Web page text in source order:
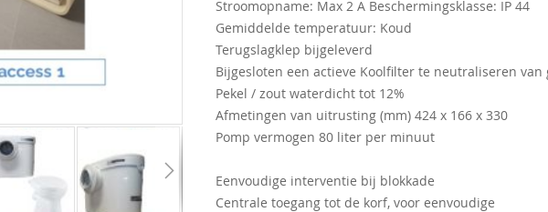
Stroomopname: Max 2 A Beschermingsklasse: IP 44
Gemiddelde temperatuur: Koud
Terugslagklep bijgeleverd
Bijgesloten een actieve Koolfilter te neutraliseren van
Pekel / zout waterdicht tot 12%
Afmetingen van uitrusting (mm) 424 x 166 x 330
Pomp vermogen 80 liter per minuut
Eenvoudige interventie bij blokkade
Centrale toegang tot de korf, voor eenvoudige